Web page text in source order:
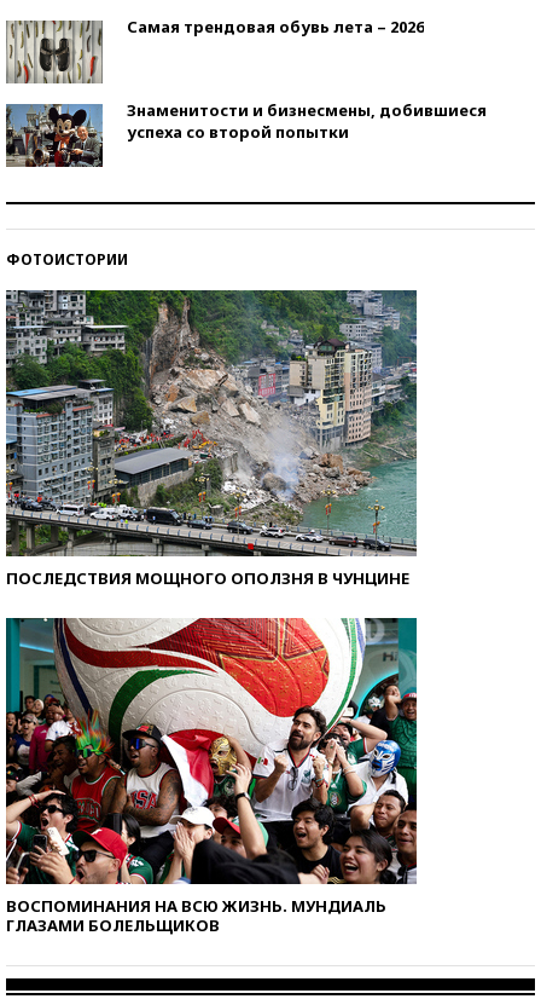
Самая трендовая обувь лета – 2026
Знаменитости и бизнесмены, добившиеся
успеха со второй попытки
ФОТОИСТОРИИ
ПОСЛЕДСТВИЯ МОЩНОГО ОПОЛЗНЯ В ЧУНЦИНЕ
ВОСПОМИНАНИЯ НА ВСЮ ЖИЗНЬ. МУНДИАЛЬ
ГЛАЗАМИ БОЛЕЛЬЩИКОВ